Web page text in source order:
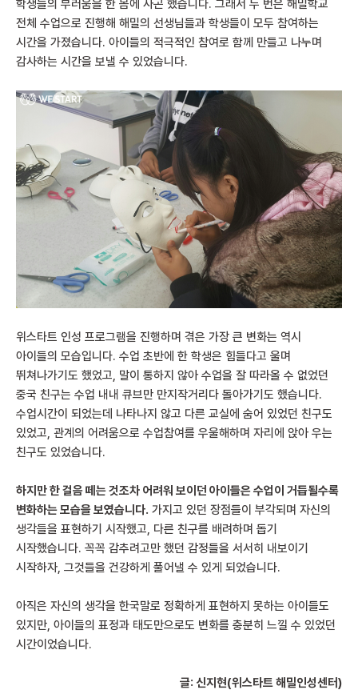
학생들의 부러움을 한 몸에 사곤 했습니다. 그래서 두 번은 해밀학교
전체 수업으로 진행해 해밀의 선생님들과 학생들이 모두 참여하는
시간을 가졌습니다. 아이들의 적극적인 참여로 함께 만들고 나누며
감사하는 시간을 보낼 수 있었습니다.
위스타트 인성 프로그램을 진행하며 겪은 가장 큰 변화는 역시
아이들의 모습입니다. 수업 초반에 한 학생은 힘들다고 울며
뛰쳐나가기도 했었고, 말이 통하지 않아 수업을 잘 따라올 수 없었던
중국 친구는 수업 내내 큐브만 만지작거리다 돌아가기도 했습니다.
수업시간이 되었는데 나타나지 않고 다른 교실에 숨어 있었던 친구도
있었고, 관계의 어려움으로 수업참여를 우울해하며 자리에 앉아 우는
친구도 있었습니다.
하지만 한 걸음 떼는 것조차 어려워 보이던 아이들은 수업이 거듭될수록
변화하는 모습을 보였습니다. 가지고 있던 장점들이 부각되며 자신의
생각들을 표현하기 시작했고, 다른 친구를 배려하며 돕기
시작했습니다. 꼭꼭 감추려고만 했던 감정들을 서서히 내보이기
시작하자, 그것들을 건강하게 풀어낼 수 있게 되었습니다.
아직은 자신의 생각을 한국말로 정확하게 표현하지 못하는 아이들도
있지만, 아이들의 표정과 태도만으로도 변화를 충분히 느낄 수 있었던
시간이었습니다.
글: 신지현(위스타트 해밀인성센터)